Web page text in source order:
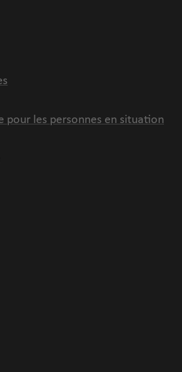
pour les personnes en situation